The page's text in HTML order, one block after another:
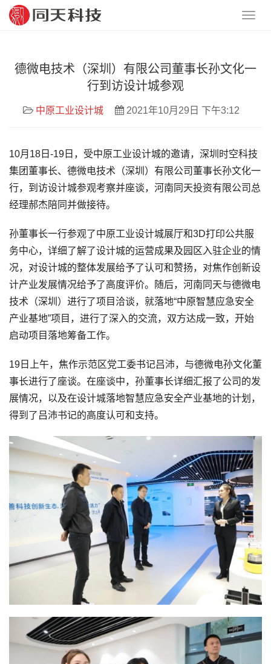
德微电技术（深圳）有限公司董事长孙文化一
行到访设计城参观
中原工业设计城 2021年10月29日 下午3:12
10月18日-19日，受中原工业设计城的邀请，深圳时空科技
集团董事长、德微电技术（深圳）有限公司董事长孙文化一
行，到访设计城参观考察并座谈，河南同天投资有限公司总
经理郝杰陪同并做接待。
孙董事长一行参观了中原工业设计城展厅和3D打印公共服
务中心，详细了解了设计城的运营成果及园区入驻企业的情
况，对设计城的整体发展给予了认可和赞扬，对焦作创新设
计产业发展情况给予了高度评价。随后，河南同天与德微电
技术（深圳）进行了项目洽谈，就落地“中原智慧应急安全
产业基地”项目，进行了深入的交流，双方达成一致，开始
启动项目落地筹备工作。
19日上午，焦作示范区党工委书记吕沛，与德微电孙文化董
事长进行了座谈。在座谈中，孙董事长详细汇报了公司的发
展情况，以及在设计城落地智慧应急安全产业基地的计划，
得到了吕沛书记的高度认可和支持。